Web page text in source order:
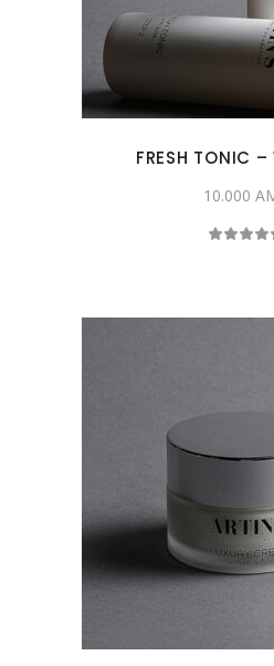
FRESH TONIC
10.000